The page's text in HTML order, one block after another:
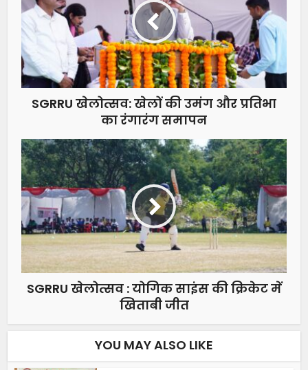
SGRRU खेलोत्सव: खेलों की उमंग और प्रतिभा
का रंगारंग समापन
SGRRU खेलोत्सव : योगिक साइंस की क्रिकेट में
खिताबी जीत
YOU MAY ALSO LIKE